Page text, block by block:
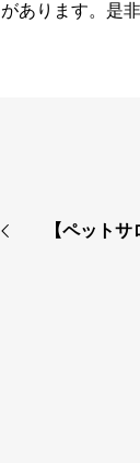
があります。是
【ペット